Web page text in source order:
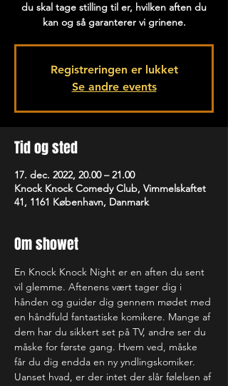
du skal tage stilling til er, hvilken aften du
kan og så garanterer vi grinene.
Registreringen er lukket
Se andre events
Tid og sted
17. dec. 2022, 20.00 – 21.00
Knock Knock Comedy Club, Vimmelskaftet
41, 1161 København, Danmark
Om showet
En Knock Knock Night er en aften du sent
vil glemme. Aftenens vært tager dig i
hånden og guider dig gennem mødet med
en håndfuld fantastiske komikere. Mange af
dem har du sikkert set på TV, andre ser du
måske for første gang. Hvem ved, måske
får du dig endda en ny yndlingskomiker.
Uanset hvad, er der intet der slår følelsen af